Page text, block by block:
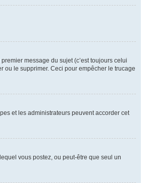
message du sujet (c’est toujours celui
ou le supprimer. Ceci pour empêcher le trucage
et les administrateurs peuvent accorder cet
vous postez, ou peut-être que seul un